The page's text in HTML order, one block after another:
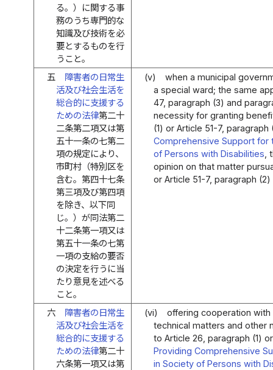
る。）に関する事
務のうち専門的な
知識及び技術を必
要とするものを行
うこと。
五
障害者の日常生
活及び社会生活を
総合的に支援する
ための法律第二十
二条第二項又は第
五十一条の七第二
項の規定により、
市町村（特別区を
含む。第四十七条
第三項及び第四項
を除き、以下同
じ。）が同法第二
十二条第一項又は
第五十一条の七第
一項の支給の要否
の決定を行うに当
たり意見を述べる
こと。
(v)
when a municipal
a special ward; the same
47, paragraph (3) and
necessity for granting
(1) or Article 51-7,
Comprehensive Support for
of Persons with Disabilities
opinion on that matter
or Article 51-7, paragraph
六
障害者の日常生
活及び社会生活を
総合的に支援する
ための法律第二十
六条第一項又は第
(vi)
offering cooperation
technical matters and other
to Article 26, paragraph (1)
Providing Comprehensive
in Society of Persons with